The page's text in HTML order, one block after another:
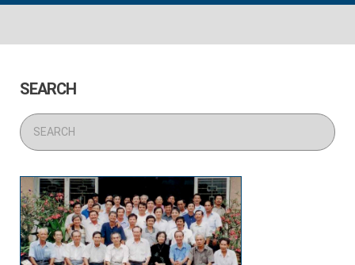
SEARCH